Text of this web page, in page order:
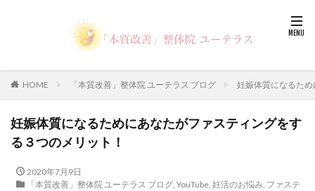
HOME 「本質改善」整体院 ユーテラス ブログ 妊娠体質になるた
妊娠体質になるためにあなたがファスティングをす
る３つのメリット！
2020年7月9日
「本質改善」整体院 ユーテラス ブログ, YouTube, 妊活のお悩み, ファステ